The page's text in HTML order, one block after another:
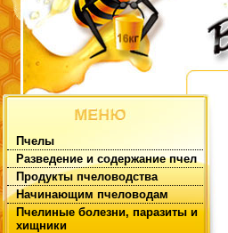
Пчелы
Разведение и содержание пчел
Продукты пчеловодства
Начинающим пчеловодам
Пчелиные болезни, паразиты и
хищники